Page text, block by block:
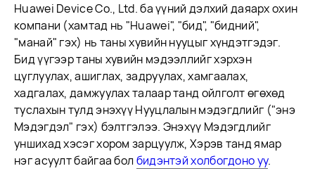
Huawei Device Co., Ltd. ба үүний дэлхий даяарх охин
компани (хамтад нь "Huawei", "бид", "бидний",
"манай" гэх) нь таны хувийн нууцыг хүндэтгэдэг.
Бид үүгээр таны хувийн мэдээллийг хэрхэн
цуглуулах, ашиглах, задруулах, хамгаалах,
хадгалах, дамжуулах талаар танд ойлголт өгөхөд
туслахын тулд энэхүү Нууцлалын мэдэгдлийг ("энэ
Мэдэгдэл" гэх) бэлтгэлээ. Энэхүү Мэдэгдлийг
уншихад хэсэг хором зарцуулж, Хэрэв танд ямар
нэг асуулт байгаа болбидэнтэй холбогдоно уу.